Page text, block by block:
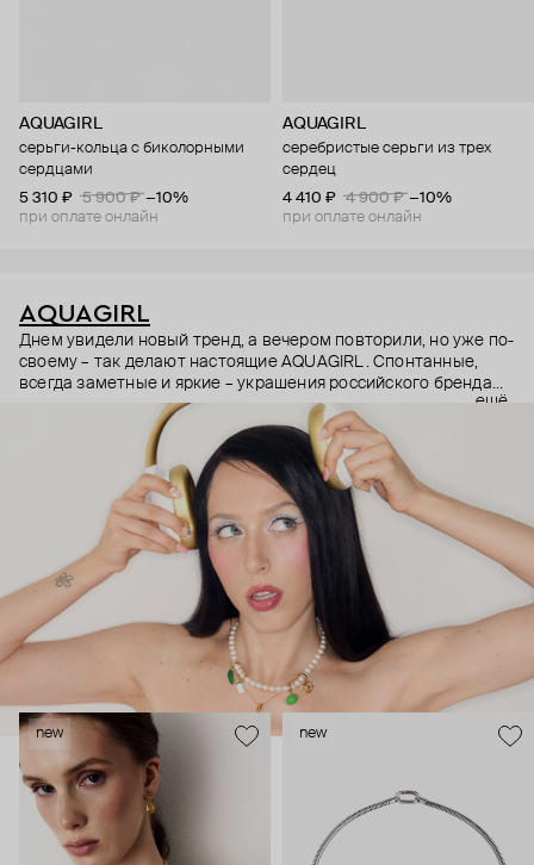
AQUAGIRL
серьги-кольца с биколорными
сердцами
5 310 ₽
5 900 ₽ −10%
при оплате онлайн
AQUAGIRL
серебристые серьги из трех
сердец
4 410 ₽
4 900 ₽ −10%
при оплате онлайн
AQUAGIRL
Днем увидели новый тренд, а вечером повторили, но уже по-
своему – так делают настоящие AQUAGIRL. Спонтанные,
всегда заметные и яркие – украшения российского бренда
для тех, кто сам себе креативный директор. AQUAGIRL
перепридумывают популярные тренды, которые теперь
будут собирать сердца не только в ваших социальных сетях.
Многослойные цепи и яркие бусины, ироничные силуэты и
«конфетные» оттенки, которые (уверены) станут «цветом
Теперь в клубе AQUAGIRL +1. Бренд вместе с видеоблогером
Катей Клэп выпустил коллекцию, эксклюзивно
представленную в Poison Drop. В нее вошли подвески-клэпы,
отражающие увлечения Кати: от ностальгических образов
до любимой таксы и самого сладкого сорта мандаринов – у
каждого клэпа свой, особый характер.
ещё
new new